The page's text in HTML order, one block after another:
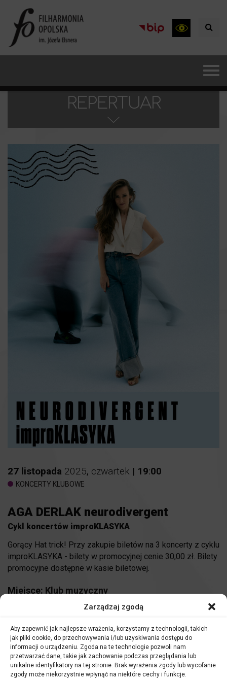
Zarządzaj zgodą
Aby zapewnić jak najlepsze wrażenia, korzystamy z technologii, takich
jak pliki cookie, do przechowywania i/lub uzyskiwania dostępu do
informacji o urządzeniu. Zgoda na te technologie pozwoli nam
przetwarzać dane, takie jak zachowanie podczas przeglądania lub
unikalne identyfikatory na tej stronie. Brak wyrażenia zgody lub wycofanie
zgody może niekorzystnie wpłynąć na niektóre cechy i funkcje.
REPERTUAR
27 listopada 2025, czwartek | 19:00
KONCERTY KLUBOWE
AGA DERLAK neurodivergent
Cykl koncertów improKLASYKA
Gorący Hat trick! Przy zakupie biletów na 3 koncerty z cyklu
improKLASYKA - bilety w promocyjnej cenie 30,00 zł. Bilety
promocyjne dostępne w kasie biletowej.
Miejsce: Klub muzyczny
50 zł
Aga Derlak – piano